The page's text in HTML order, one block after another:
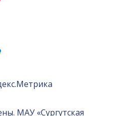
МАУ «Сургутская